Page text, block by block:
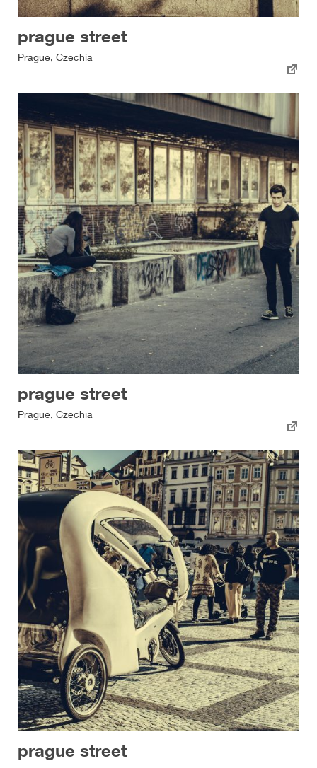
prague street
Prague, Czechia
prague street
Prague, Czechia
prague street